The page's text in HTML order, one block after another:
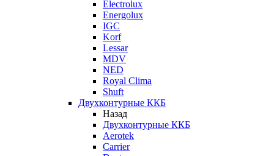
Electrolux
Energolux
IGC
Korf
Lessar
MDV
NED
Royal Clima
Shuft
Двухконтурные ККБ
Назад
Двухконтурные ККБ
Aerotek
Carrier